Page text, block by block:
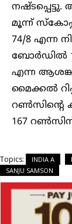
മൂന്ന്
74/8 എന്ന
ബോർഡിൽ
എന്ന
മൈക്കൽ
റൺസിന്റെ
167
Topics: INDIA A
SANJU SAMSON